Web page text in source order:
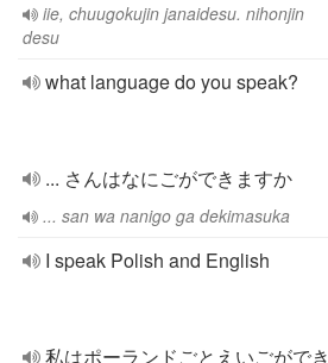
iie, chuugokujin janaidesu. nihonjin
desu
what language do you speak?
... さんはなにごができますか
... san wa nanigo ga dekimasuka
I speak Polish and English
私はポーランドごとえいごができ